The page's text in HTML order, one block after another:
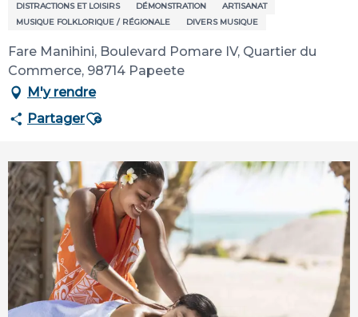
DISTRACTIONS ET LOISIRS DÉMONSTRATION
ARTISANAT
MUSIQUE FOLKLORIQUE / RÉGIONALE
DIVERS MUSIQUE
Fare Manihini, Boulevard Pomare IV, Quartier du
Commerce, 98714 Papeete
M'y rendre
PartagerAjouter aux favoris